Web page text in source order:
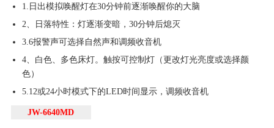
1.日出模拟唤醒灯在30分钟前逐渐唤醒你的大脑
2、日落特性：灯逐渐变暗，30分钟后熄灭
3.6报警声可选择自然声和调频收音机
4、白色、多色床灯。触按可控制灯（更改灯光亮度或选择颜
色）
5.12或24小时模式下的LED时间显示，调频收音机
JW-6640MD